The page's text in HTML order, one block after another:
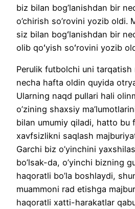
biz bilan bog’lanishdan bir
o’chirish so’rovini yozib oldi.
siz bilan bogʻlanishdan bir
olib qoʻyish soʻrovini yozib
Perulik futbolchi uni tarqatish
necha hafta oldin quyida
Ularning naqd pullari hali
o’zining shaxsiy
bilan umumiy qiladi, hatto bu
xavfsizlikni saqlash
Garchi biz o’yinchini
bo’lsak-da, o’yinchi bizning
haqoratli bo’la boshlaydi,
muammoni rad etishga
haqoratli xatti-harakatlar